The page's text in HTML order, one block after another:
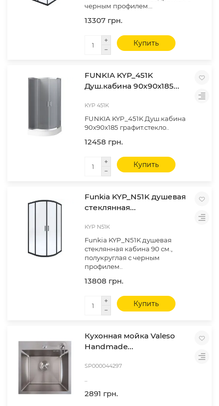
черным профилем...
13307 грн.
Купить
FUNKIA KYP_451K
Душ.кабина 90x90х185...
KYP 451K
FUNKIA KYP_451K Душ.кабина
90x90х185 графит.стекло..
12458 грн.
Купить
Funkia KYP_N51K душевая
стеклянная...
KYP N51K
Funkia KYP_N51K душевая
стеклянная кабина 90 см.,
полукруглая с черным
профилем..
13808 грн.
Купить
Кухонная мойка Valeso
Handmade...
SP000044297
2891 грн.